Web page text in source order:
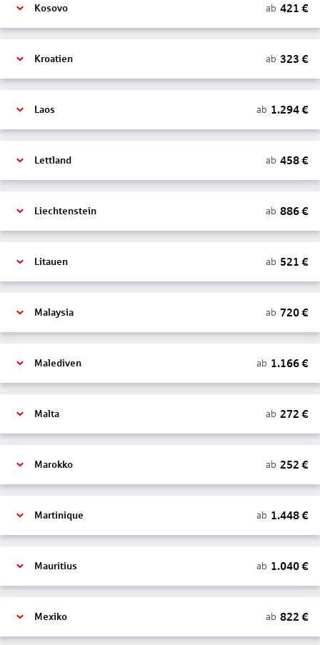
Kosovo ab 421 €
Kroatien ab 323 €
Laos ab 1.294€
Lettland ab 458€
Liechtenstein ab 886€
Litauen ab 521 €
Malaysia ab 720€
Malediven ab 1.166€
Malta ab 272 €
Marokko ab 252 €
Martinique ab 1.448€
Mauritius ab 1.040€
Mexiko ab 822 €